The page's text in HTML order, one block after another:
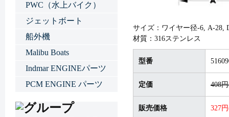
サイズ：ワイヤー径-6, A-28,
材質：316ステンレス
型番
定価 408
販売価格 327
PWC（水上バイク）
ジェットボート
船外機
Malibu Boats
Indmar ENGINEパーツ
PCM ENGINE パーツ